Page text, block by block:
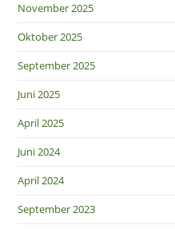
November 2025
Oktober 2025
September 2025
Juni 2025
April 2025
Juni 2024
April 2024
September 2023